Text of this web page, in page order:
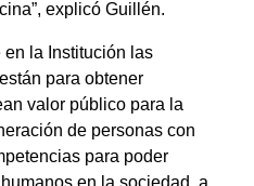
explicó Guillén.
en la Institución las
para obtener
valor público para la
de personas con
para poder
en la sociedad, a